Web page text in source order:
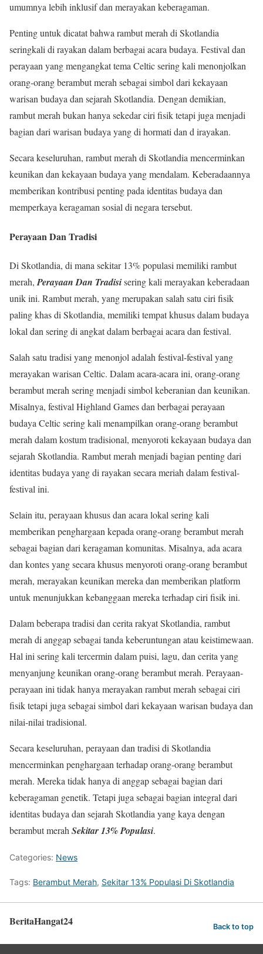
umumnya lebih inklusif dan merayakan keberagaman.
Penting untuk dicatat bahwa rambut merah di Skotlandia
seringkali di rayakan dalam berbagai acara budaya. Festival dan
perayaan yang mengangkat tema Celtic sering kali menonjolkan
orang-orang berambut merah sebagai simbol dari kekayaan
warisan budaya dan sejarah Skotlandia. Dengan demikian,
rambut merah bukan hanya sekedar ciri fisik tetapi juga menjadi
bagian dari warisan budaya yang di hormati dan d irayakan.
Secara keseluruhan, rambut merah di Skotlandia mencerminkan
keunikan dan kekayaan budaya yang mendalam. Keberadaannya
memberikan kontribusi penting pada identitas budaya dan
memperkaya keragaman sosial di negara tersebut.
Perayaan Dan Tradisi
Di Skotlandia, di mana sekitar 13% populasi memiliki rambut
merah, Perayaan Dan Tradisisering kali merayakan keberadaan
unik ini. Rambut merah, yang merupakan salah satu ciri fisik
paling khas di Skotlandia, memiliki tempat khusus dalam budaya
lokal dan sering di angkat dalam berbagai acara dan festival.
Salah satu tradisi yang menonjol adalah festival-festival yang
merayakan warisan Celtic. Dalam acara-acara ini, orang-orang
berambut merah sering menjadi simbol keberanian dan keunikan.
Misalnya, festival Highland Games dan berbagai perayaan
budaya Celtic sering kali menampilkan orang-orang berambut
merah dalam kostum tradisional, menyoroti kekayaan budaya dan
sejarah Skotlandia. Rambut merah menjadi bagian penting dari
identitas budaya yang di rayakan secara meriah dalam festival-
festival ini.
Selain itu, perayaan khusus dan acara lokal sering kali
memberikan penghargaan kepada orang-orang berambut merah
sebagai bagian dari keragaman komunitas. Misalnya, ada acara
dan kontes yang secara khusus menyoroti orang-orang berambut
merah, merayakan keunikan mereka dan memberikan platform
untuk menunjukkan kebanggaan mereka terhadap ciri fisik ini.
Dalam beberapa tradisi dan cerita rakyat Skotlandia, rambut
merah di anggap sebagai tanda keberuntungan atau keistimewaan.
Hal ini sering kali tercermin dalam puisi, lagu, dan cerita yang
menyanjung keunikan orang-orang berambut merah. Perayaan-
perayaan ini tidak hanya merayakan rambut merah sebagai ciri
fisik tetapi juga sebagai simbol dari kekayaan warisan budaya dan
nilai-nilai tradisional.
Secara keseluruhan, perayaan dan tradisi di Skotlandia
mencerminkan penghargaan terhadap orang-orang berambut
merah. Mereka tidak hanya di anggap sebagai bagian dari
keberagaman genetik. Tetapi juga sebagai bagian integral dari
identitas budaya dan sejarah Skotlandia yang kaya dengan
berambut merah Sekitar 13% Populasi.
Categories: News
Tags: Berambut Merah, Sekitar 13% Populasi Di Skotlandia
BeritaHangat24 Back to top